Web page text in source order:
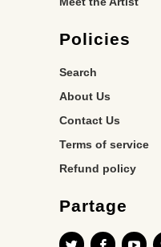
Policies
Search
About Us
Contact Us
Terms of service
Refund policy
Partage